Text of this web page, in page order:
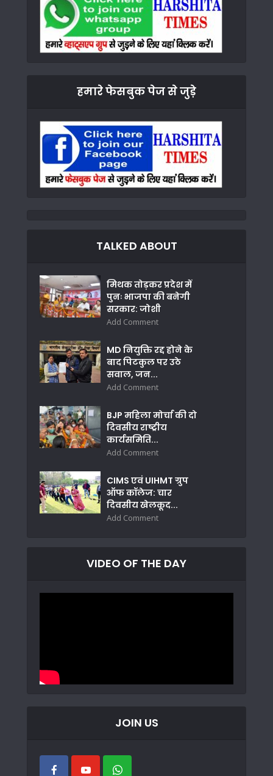
हमारे फेसबुक पेज से जुड़े
TALKED ABOUT
मिथक तोड़कर प्रदेश में
पुनः भाजपा की बनेगी
सरकार: जोशी
Add Comment
MD नियुक्ति रद्द होने के
बाद पिटकुल पर उठे
सवाल, जन...
Add Comment
BJP महिला मोर्चा की दो
दिवसीय राष्ट्रीय
कार्यसमिति...
Add Comment
CIMS एवं UIHMT ग्रुप
ऑफ कॉलेज: चार
दिवसीय खेलकूद...
Add Comment
VIDEO OF THE DAY
JOIN US